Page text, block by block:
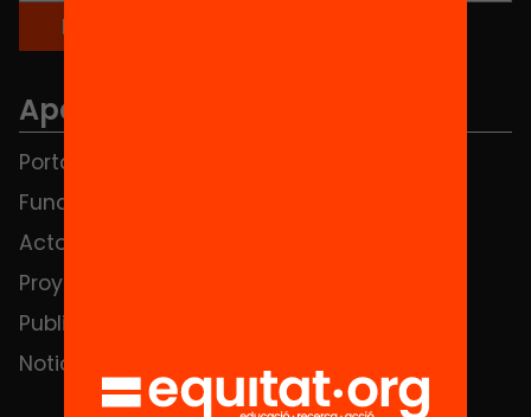
Apartados
Portada
Fundación
Actos
Proyectos
Publicaciones y vídeos
Noticias